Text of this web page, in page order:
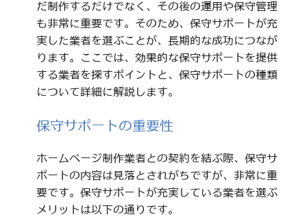
だ制作するだけでなく、その後の運用や保守管理
も非常に重要です。そのため、保守サポートが充
実した業者を選ぶことが、長期的な成功につなが
ります。ここでは、効果的な保守サポートを提供
する業者を探すポイントと、保守サポートの種類
について詳細に解説します。
保守サポートの重要性
ホームページ制作業者との契約を結ぶ際、保守サ
ポートの内容は見落とされがちですが、非常に重
要です。保守サポートが充実している業者を選ぶ
メリットは以下の通りです。